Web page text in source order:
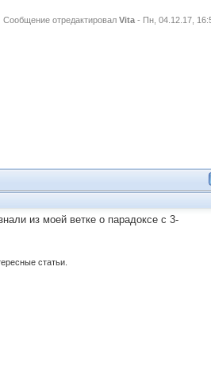
Сообщение отредактировал Vita - Пн, 04.12.17,
из моей ветке о парадоксе с 3-
статьи.